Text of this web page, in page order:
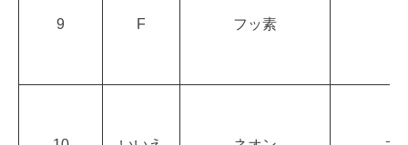
9 F フッ素